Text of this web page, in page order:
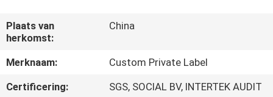
FABRIEKSREIS
KWALITEITSCONTROLE
Plaats van
herkomst:
China
Merknaam:
Custom Private Label
Certificering:
SGS, SOCIAL BV, INTERTEK AUDIT